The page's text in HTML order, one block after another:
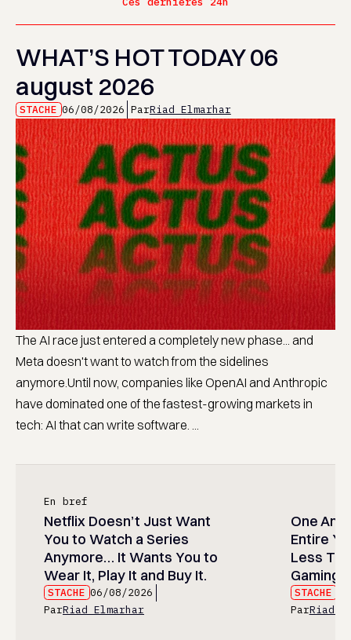
WHAT’S HOT TODAY 06
august 2026
STACHE 06/08/2026 ParRiad Elmarhar
The AI race just entered a completely new phase... and
Meta doesn't want to watch from the sidelines
anymore.Until now, companies like OpenAI and Anthropic
have dominated one of the fastest-growing markets in
tech: AI that can write software. ...
En bref
Netflix Doesn’t Just Want
You to Watch a Series
Anymore… It Wants You to
Wear It, Play It and Buy It.
STACHE 06/08/2026
ParRiad Elmarhar
One
Entire
Less
Gaming
STACHE
ParRiad